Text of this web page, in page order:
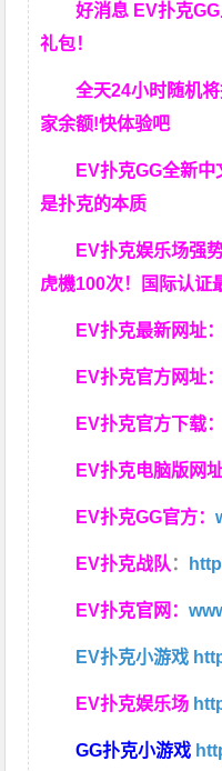
好消息 EV扑克
礼包！
全天24小时随机
家余额!快体验吧
EV扑克GG全新中
是扑克的本质
EV扑克娱乐场强
虎機100次！国际认证
EV扑克最新网址
EV扑克官方网址
EV扑克官方下载
EV扑克电脑版网
EV扑克GG官方：
EV扑克战队 ：
EV扑克官网：
EV扑克小游戏
EV扑克娱乐场
GG扑克小游戏